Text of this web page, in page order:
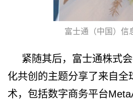
富士通（中国）信
紧随其后，富士通株式
化共创的主题分享了来自
术，包括数字商务平台